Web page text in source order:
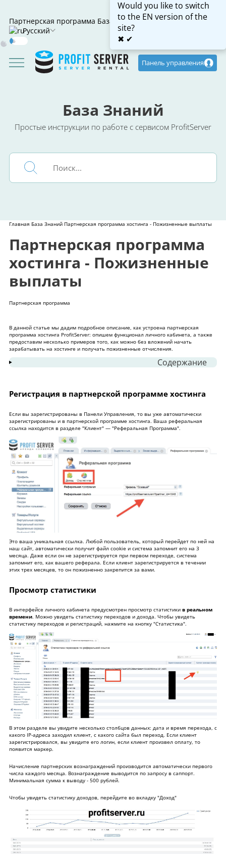
Партнерская программа База знаний
Русский
Would you like to switch
to the EN version of the
site?
✖ ✔
Mode
Панель управления
База Знаний
Простые инструкции по работе с сервисом ProfitServer
Главная База Знаний Партнерская программа хостинга - Пожизненные выплаты
Партнерская программа
хостинга - Пожизненные
выплаты
Партнерская программа
В данной статье мы дадим подробное описание, как устроена партнерская
программа хостинга ProfitServer: опишем функционал личного кабинета, а также
предоставим несколько примеров того, как можно без вложений начать
зарабатывать на хостинге и получать пожизненные отчисления.
Содержание
хостинга
3Где распространять ссылку? Практические
примеры работы в партнерке.
Свернуть
Регистрация в партнерской программе хостинга
Если вы зарегистрированы в Панели Управления, то вы уже автоматически
зарегистрированы и в партнерской программе хостинга. Ваша реферальная
ссылка находится в разделе "Клиент" — "Реферальная Программа".
Это ваша уникальная ссылка. Любой пользователь, который перейдет по ней на
наш сайт, автоматически получит файл cookie и система запомнит его на 3
месяца. Даже если он не зарегистрируется при первом переходе, система
запомнит его, как вашего реферала. Если клиент зарегистрируется в течении
этих трех месяцев, то он пожизненно закрепится за вами.
Просмотр статистики
В интерфейсе личного кабинета предусмотрен просмотр статистики в реальном
времени. Можно увидеть статистику переходов и дохода. Чтобы увидеть
статистику переходов и регистраций, нажмите на кнопку "Статистика".
В этом разделе вы увидите несколько столбцов данных: дата и время перехода, с
какого IP-адреса заходил клиент, с какого сайта был переход. Если клиент
зарегистрировался, вы увидите его логин, если клиент произвел оплату, то
появится маркер.
Начисление партнерских вознаграждений производится автоматически первого
числа каждого месяца. Вознаграждение выводится по запросу в саппорт.
Минимальная сумма к выводу - 500 рублей.
Чтобы увидеть статистику доходов, перейдите во вкладку "Доход"